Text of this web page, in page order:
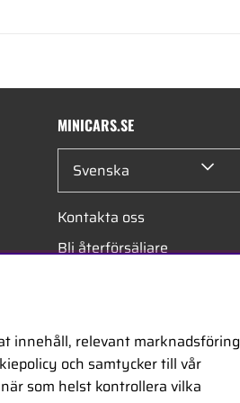
MINICARS.SE
Svenska
Kontakta oss
Bli återförsäljare
innehåll, relevant marknadsföring
och samtycker till vår
som helst kontrollera vilka